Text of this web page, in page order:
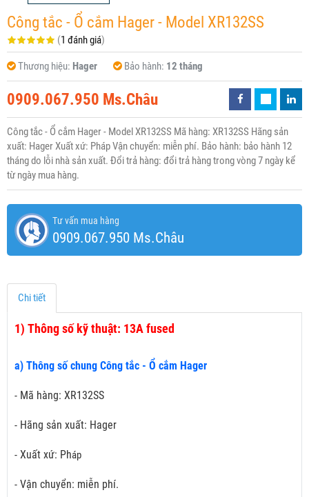
Công tắc - Ổ cắm Hager - Model XR132SS
(1 đánh giá)
Thương hiệu: Hager Bảo hành: 12 tháng
0909.067.950 Ms.Châu
Công tắc - Ổ cắm Hager - Model XR132SS Mã hàng: XR132SS Hãng sản
xuất: Hager Xuất xứ: Pháp Vận chuyển: miễn phí. Bảo hành: bảo hành 12
tháng do lỗi nhà sản xuất. Đổi trả hàng: đổi trả hàng trong vòng 7 ngày kể
từ ngày mua hàng.
Tư vấn mua hàng
0909.067.950 Ms.Châu
Chi tiết
1) Thông số kỹ thuật: 13A fused
a) Thông số chung Công tắc - Ổ cắm Hager
- Mã hàng: XR132SS
- Hãng sản xuất: Hager
- Xuất xứ: Pháp
- Vận chuyển: miễn phí.